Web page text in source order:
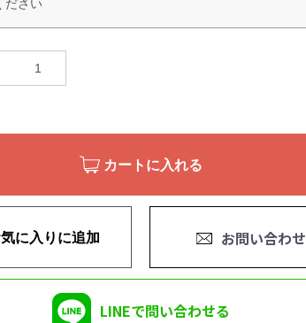
カートに入れる
に入りに追加 お問い合わせ
LINEで問い合わせる